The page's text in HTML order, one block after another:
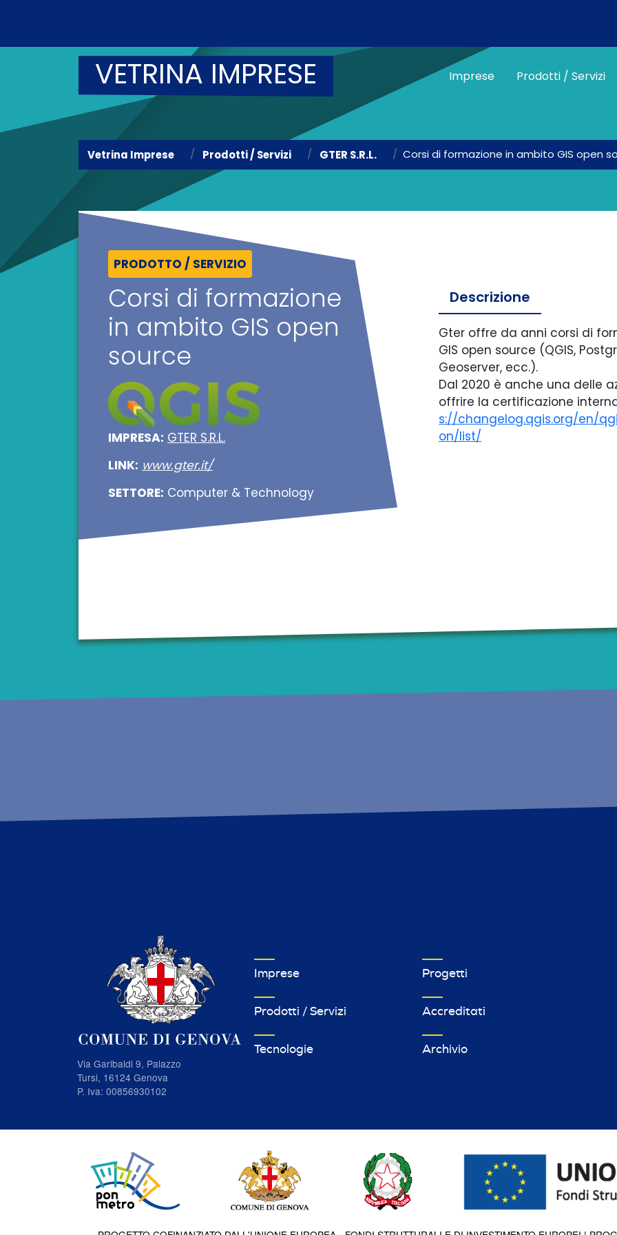
VETRINA IMPRESE Main menu
Imprese Prodotti / Servizi
Vetrina Imprese Prodotti / Servizi GTER S.R.L. Corsi di formazione in ambito GIS open
PRODOTTO / SERVIZIO
Corsi di formazione
in ambito GIS open
source
IMPRESA: GTER S.R.L.
LINK: www.gter.it/
SETTORE: Computer & Technology
Descrizione
Gter offre da anni corsi di
GIS open source (QGIS,
Geoserver, ecc.).
Dal 2020 è anche una delle
offrire la certificazione
s://changelog.qgis.org/en/
on/list/
Via Garibaldi 9, Palazzo
Tursi, 16124 Genova
P. Iva: 00856930102
VETRINA IMPRESE FOOTER MENU 1
Imprese
Prodotti / Servizi
Tecnologie
VETRINA IMPRESE FOOTER MENU 2
Progetti
Accreditati
Archivio